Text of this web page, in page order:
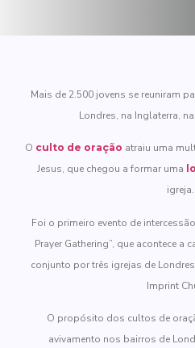
Mais de 2.500 jovens se reuniram
Londres, na Inglaterra,
O culto de oração atraiu uma
Jesus, que chegou a formar uma
igreja.
Foi o primeiro evento de
Prayer Gathering”, que acontece a
conjunto por três igrejas de
Imprint
O propósito dos cultos de
avivamento nos bairros de